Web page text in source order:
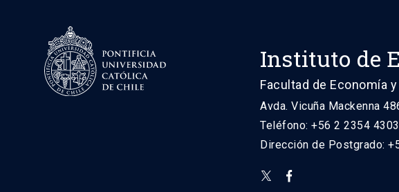
Instituto de
Facultad de Economía
Avda. Vicuña Mackenna
Teléfono: +56 2 2354 4303
Dirección de Postgrado: